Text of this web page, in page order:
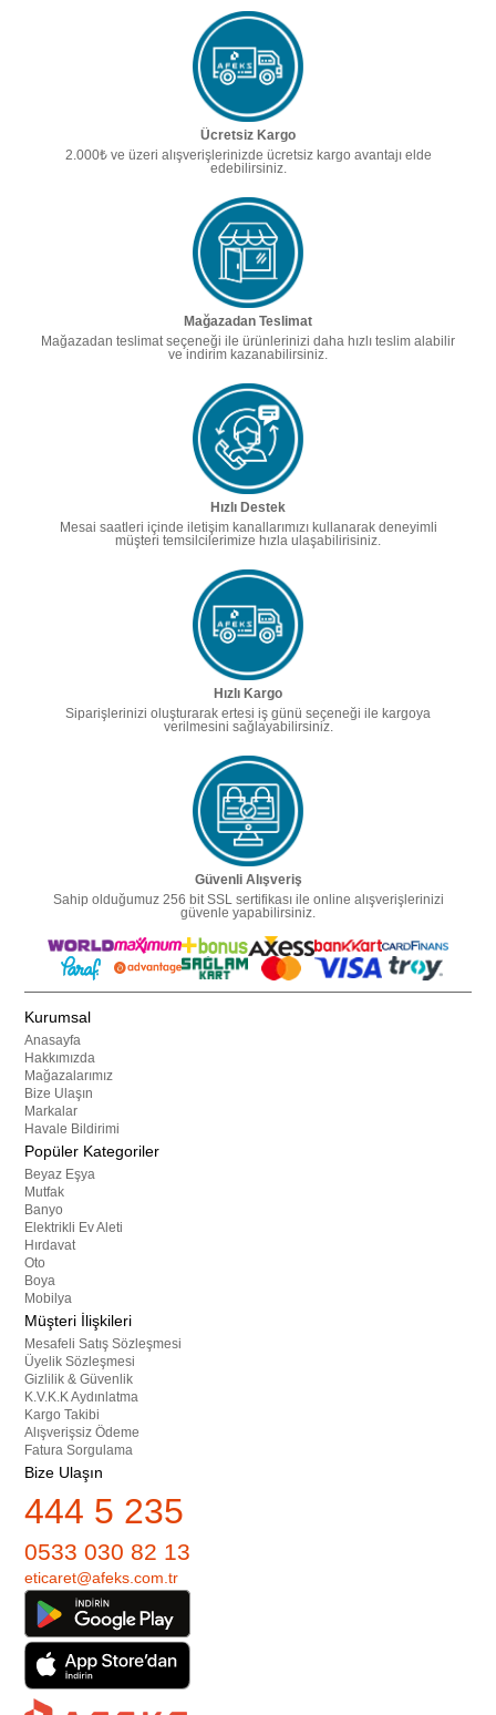
Ücretsiz Kargo
2.000₺ ve üzeri alışverişlerinizde ücretsiz kargo avantajı elde
edebilirsiniz.
Mağazadan Teslimat
Mağazadan teslimat seçeneği ile ürünlerinizi daha hızlı teslim alabilir
ve indirim kazanabilirsiniz.
Hızlı Destek
Mesai saatleri içinde iletişim kanallarımızı kullanarak deneyimli
müşteri temsilcilerimize hızla ulaşabilirisiniz.
Hızlı Kargo
Siparişlerinizi oluşturarak ertesi iş günü seçeneği ile kargoya
verilmesini sağlayabilirsiniz.
Güvenli Alışveriş
Sahip olduğumuz 256 bit SSL sertifikası ile online alışverişlerinizi
güvenle yapabilirsiniz.
Kurumsal
Anasayfa
Hakkımızda
Mağazalarımız
Bize Ulaşın
Markalar
Havale Bildirimi
Popüler Kategoriler
Beyaz Eşya
Mutfak
Banyo
Elektrikli Ev Aleti
Hırdavat
Oto
Boya
Mobilya
Müşteri İlişkileri
Mesafeli Satış Sözleşmesi
Üyelik Sözleşmesi
Gizlilik & Güvenlik
K.V.K.K Aydınlatma
Kargo Takibi
Alışverişsiz Ödeme
Fatura Sorgulama
Bize Ulaşın
444 5 235
0533 030 82 13
eticaret@afeks.com.tr